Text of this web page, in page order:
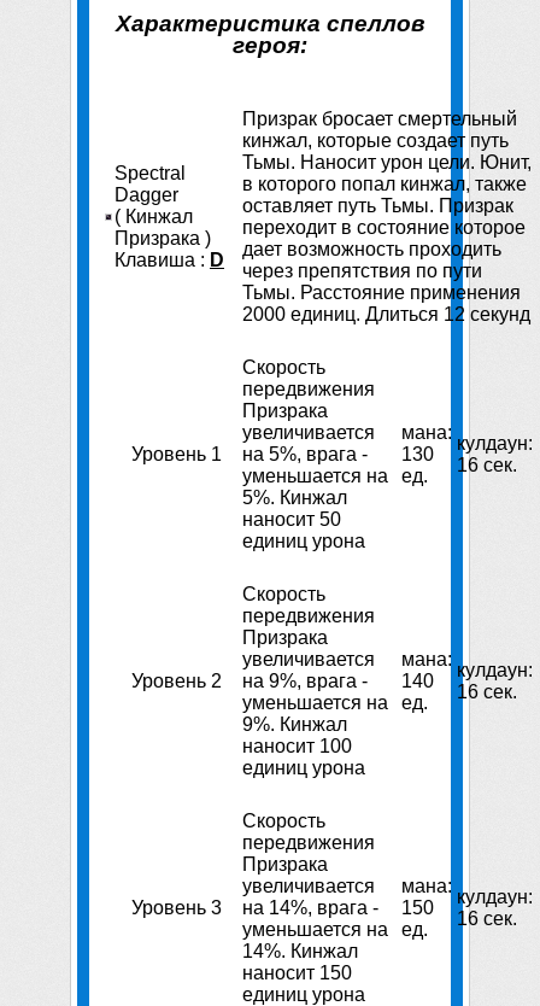
Характеристика спеллов
героя:
Spectral
Dagger
( Кинжал
Призрака )
Клавиша : D
Призрак бросает смертельный
кинжал, которые создает путь
Тьмы. Наносит урон цели. Юнит,
в которого попал кинжал, также
оставляет путь Тьмы. Призрак
переходит в состояние которое
дает возможность проходить
через препятствия по пути
Тьмы. Расстояние применения
2000 единиц. Длиться 12 секунд
Уровень 1
Скорость
передвижения
Призрака
увеличивается
на 5%, врага -
уменьшается на
5%. Кинжал
наносит 50
единиц урона
мана:
130
ед.
кулдаун:
16 сек.
Уровень 2
Скорость
передвижения
Призрака
увеличивается
на 9%, врага -
уменьшается на
9%. Кинжал
наносит 100
единиц урона
мана:
140
ед.
кулдаун:
16 сек.
Уровень 3
Скорость
передвижения
Призрака
увеличивается
на 14%, врага -
уменьшается на
14%. Кинжал
наносит 150
единиц урона
мана:
150
ед.
кулдаун:
16 сек.